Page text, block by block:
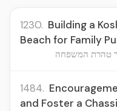
1230. Building a
Beach for Family
טהרת המשפחה
1484.
and Foster a